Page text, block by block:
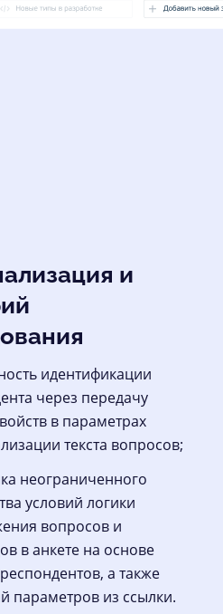
и
идентификации
через передачу
в параметрах
текста вопросов;
неограниченного
условий логики
вопросов и
в анкете на основе
а также
параметров из ссылки.